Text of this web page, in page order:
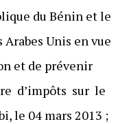
du Bénin et le
Unis en vue
et de prévenir
d’impôts sur le
le 04 mars 2013 ;